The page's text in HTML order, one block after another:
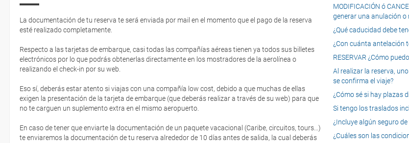
La documentación de tu reserva te será enviada por mail en el momento que el pago de la reserva
esté realizado completamente.
Respecto a las tarjetas de embarque, casi todas las compañías aéreas tienen ya todos sus billetes
electrónicos por lo que podrás obtenerlas directamente en los mostradores de la aerolínea o
realizando el check-in por su web.
Eso sí, deberás estar atento si viajas con una compañía low cost, debido a que muchas de ellas
exigen la presentación de la tarjeta de embarque (que deberás realizar a través de su web) para que
no te carguen un suplemento extra en el mismo aeropuerto.
En caso de tener que enviarte la documentación de un paquete vacacional (Caribe, circuitos, tours...)
te enviaremos la documentación de tu reserva alrededor de 10 días antes de salida, la cual deberás
MODIFICACIÓN ó
generar una anulación o
¿Qué caducidad debe
¿Con cuánta antelación
RESERVAR ¿Cómo
Al realizar la reserva,
se confirma el viaje?
¿Cómo sé si hay plazas
Si tengo los traslados
¿Incluye algún seguro
¿Cuáles son las